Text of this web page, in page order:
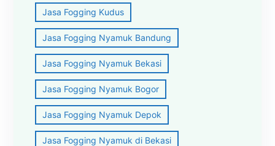
Jasa Fogging Kudus
Jasa Fogging Nyamuk Bandung
Jasa Fogging Nyamuk Bekasi
Jasa Fogging Nyamuk Bogor
Jasa Fogging Nyamuk Depok
Jasa Fogging Nyamuk di Bekasi